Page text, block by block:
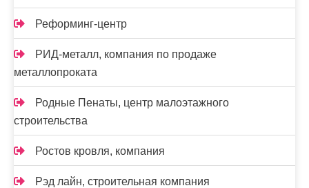
Реформинг-центр
РИД-металл, компания по продаже
металлопроката
Родные Пенаты, центр малоэтажного
строительства
Ростов кровля, компания
Рэд лайн, строительная компания